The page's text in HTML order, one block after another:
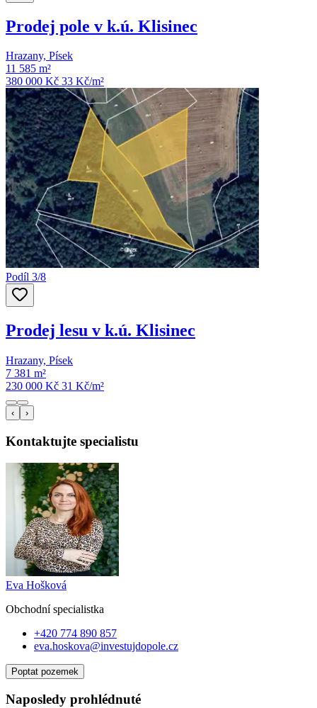
Prodej pole v k.ú. Klisinec
Hrazany, Písek
11 585 m²
380 000 Kč 33 Kč/m²
Podíl 3/8
Prodej lesu v k.ú. Klisinec
Hrazany, Písek
7 381 m²
230 000 Kč 31 Kč/m²
‹ ›
Kontaktujte specialistu
Eva Hošková
Obchodní specialistka
+420 774 890 857
eva.hoskova@investujdopole.cz
Poptat pozemek
Naposledy prohlédnuté